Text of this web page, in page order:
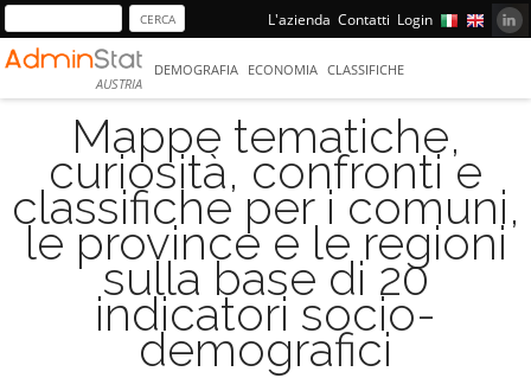
L'azienda Contatti Login
AUSTRIA
DEMOGRAFIA ECONOMIA CLASSIFICHE
Mappe tematiche,
curiosità, confronti e
classifiche per i comuni,
le province e le regioni
sulla base di 20
indicatori socio-
demografici